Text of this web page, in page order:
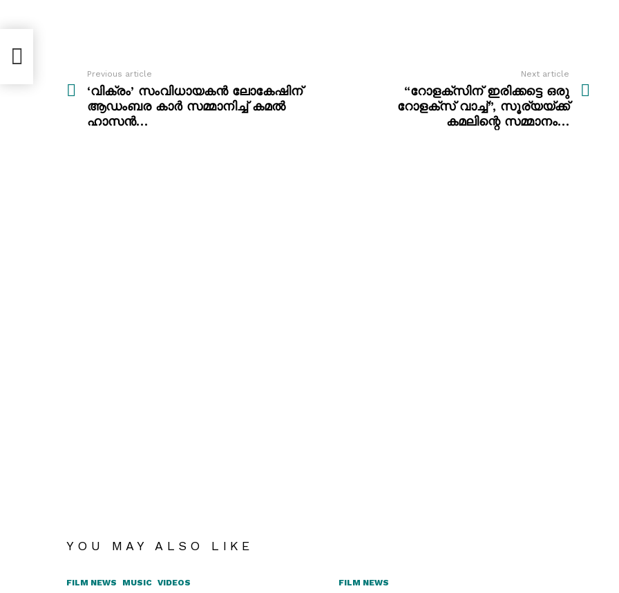
more
Previous article
‘വിക്രം’ സംവിധായകൻ ലോകേഷിന്
ആഡംബര കാർ സമ്മാനിച്ച് കമൽ
ഹാസൻ…
Next article
“റോളക്സിന് ഇരിക്കട്ടെ ഒരു
റോളക്സ് വാച്ച്”, സൂര്യയ്ക്ക്
കമലിന്റെ സമ്മാനം…
YOU MAY ALSO LIKE
FILM NEWS MUSIC VIDEOS FILM NEWS